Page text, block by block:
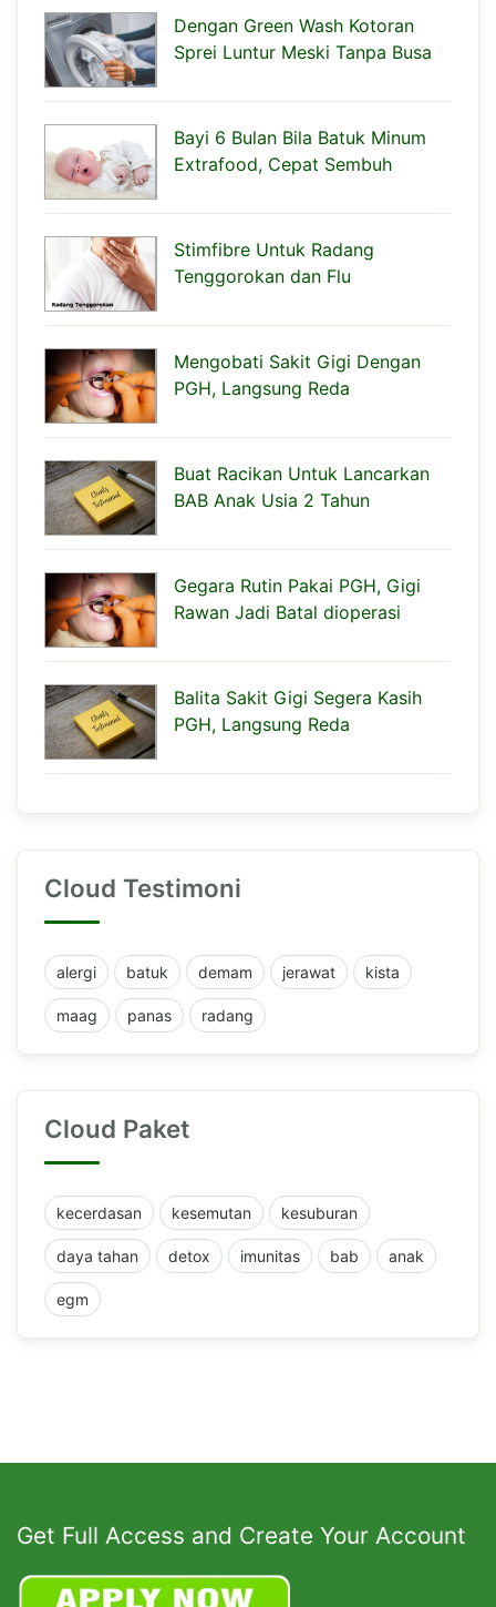
Dengan Green Wash Kotoran
Sprei Luntur Meski Tanpa Busa
Bayi 6 Bulan Bila Batuk Minum
Extrafood, Cepat Sembuh
Stimfibre Untuk Radang
Tenggorokan dan Flu
Mengobati Sakit Gigi Dengan
PGH, Langsung Reda
Buat Racikan Untuk Lancarkan
BAB Anak Usia 2 Tahun
Gegara Rutin Pakai PGH, Gigi
Rawan Jadi Batal dioperasi
Balita Sakit Gigi Segera Kasih
PGH, Langsung Reda
Cloud Testimoni
alergi batuk demam jerawat kista
maag panas radang
Cloud Paket
kecerdasan kesemutan kesuburan
daya tahan detox imunitas bab anak
egm
Get Full Access and Create Your Account